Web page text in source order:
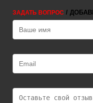
ЗАДАТЬ ВОПРОС /